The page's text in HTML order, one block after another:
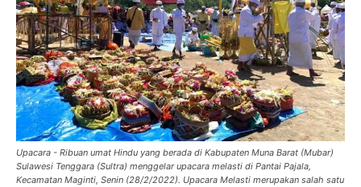
Upacara - Ribuan umat Hindu yang berada di Kabupaten Muna Barat (Mubar)
Sulawesi Tenggara (Sultra) menggelar upacara melasti di Pantai Pajala,
Kecamatan Maginti, Senin (28/2/2022). Upacara Melasti merupakan salah satu